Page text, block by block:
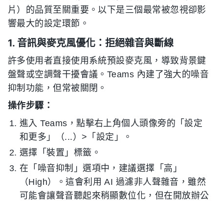
片）的品質至關重要。以下是三個最常被忽視卻影
響最大的設定環節。
1. 音訊與麥克風優化：拒絕雜音與斷線
許多使用者直接使用系統預設麥克風，導致背景鍵
盤聲或空調聲干擾會議。Teams 內建了強大的噪音
抑制功能，但常被關閉。
操作步驟：
進入 Teams，點擊右上角個人頭像旁的「設定
和更多」（...）>「設定」。
選擇「裝置」標籤。
在「噪音抑制」選項中，建議選擇「高」
（High）。這會利用 AI 過濾非人聲雜音，雖然
可能會讓聲音聽起來稍顯數位化，但在開放辦公